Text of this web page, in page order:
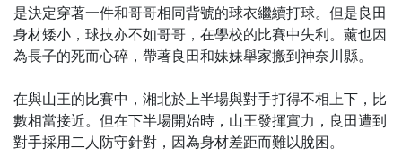
是決定穿著一件和哥哥相同背號的球衣繼續打球。但是良田
身材矮小，球技亦不如哥哥，在學校的比賽中失利。薰也因
為長子的死而心碎，帶著良田和妹妹舉家搬到神奈川縣。
在與山王的比賽中，湘北於上半場與對手打得不相上下，比
數相當接近。但在下半場開始時，山王發揮實力，良田遭到
對手採用二人防守針對，因為身材差距而難以脫困。